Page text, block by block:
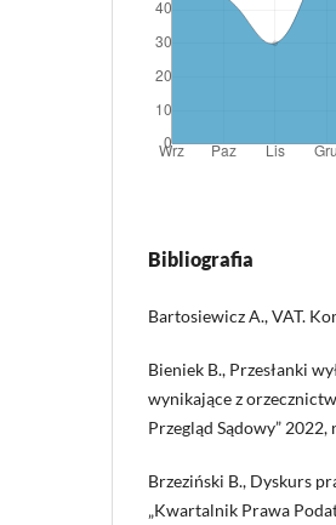
Bibliografia
Bartosiewicz A., VAT.
Bieniek B., Przesłanki
wynikające z
Przegląd Sądowy” 2022,
Brzeziński B., Dyskurs
„Kwartalnik Prawa